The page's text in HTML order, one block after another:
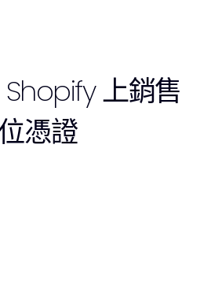
上銷售
憑證